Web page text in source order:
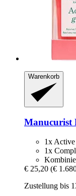
Warenkorb
Manucurist
1x
1x
€ 25,20 (€
Zustellung bis